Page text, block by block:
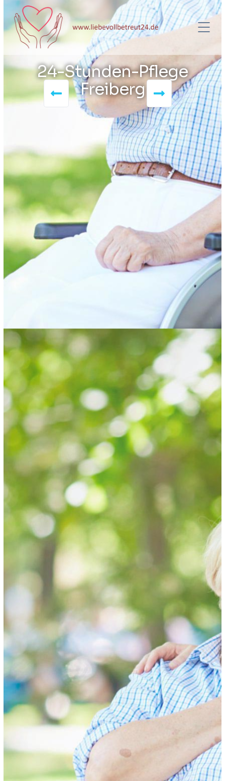
24-Stunden-Pflege
Freiberg